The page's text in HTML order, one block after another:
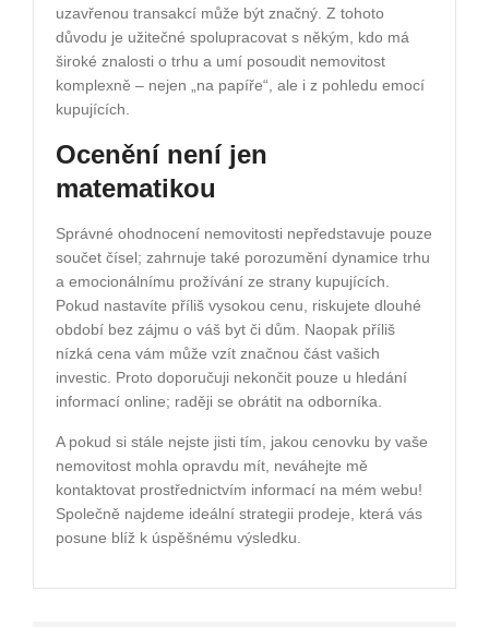
uzavřenou transakcí může být značný. Z tohoto
důvodu je užitečné spolupracovat s někým, kdo má
široké znalosti o trhu a umí posoudit nemovitost
komplexně – nejen „na papíře“, ale i z pohledu emocí
kupujících.
Ocenění není jen
matematikou
Správné ohodnocení nemovitosti nepředstavuje pouze
součet čísel; zahrnuje také porozumění dynamice trhu
a emocionálnímu prožívání ze strany kupujících.
Pokud nastavíte příliš vysokou cenu, riskujete dlouhé
období bez zájmu o váš byt či dům. Naopak příliš
nízká cena vám může vzít značnou část vašich
investic. Proto doporučuji nekončit pouze u hledání
informací online; raději se obrátit na odborníka.
A pokud si stále nejste jisti tím, jakou cenovku by vaše
nemovitost mohla opravdu mít, neváhejte mě
kontaktovat prostřednictvím informací na mém webu!
Společně najdeme ideální strategii prodeje, která vás
posune blíž k úspěšnému výsledku.